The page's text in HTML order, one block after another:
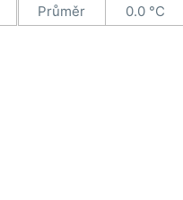
Průměr
0.0 °C